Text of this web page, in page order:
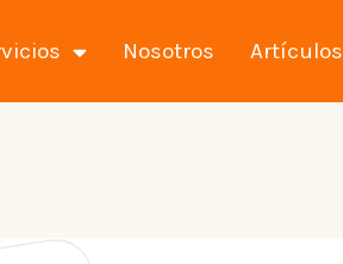
Nosotros Artículos